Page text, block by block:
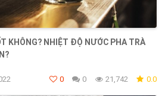
KHÔNG? NHIỆT ĐỘ NƯỚC PHA TRÀ
0 0 21,742 0.0